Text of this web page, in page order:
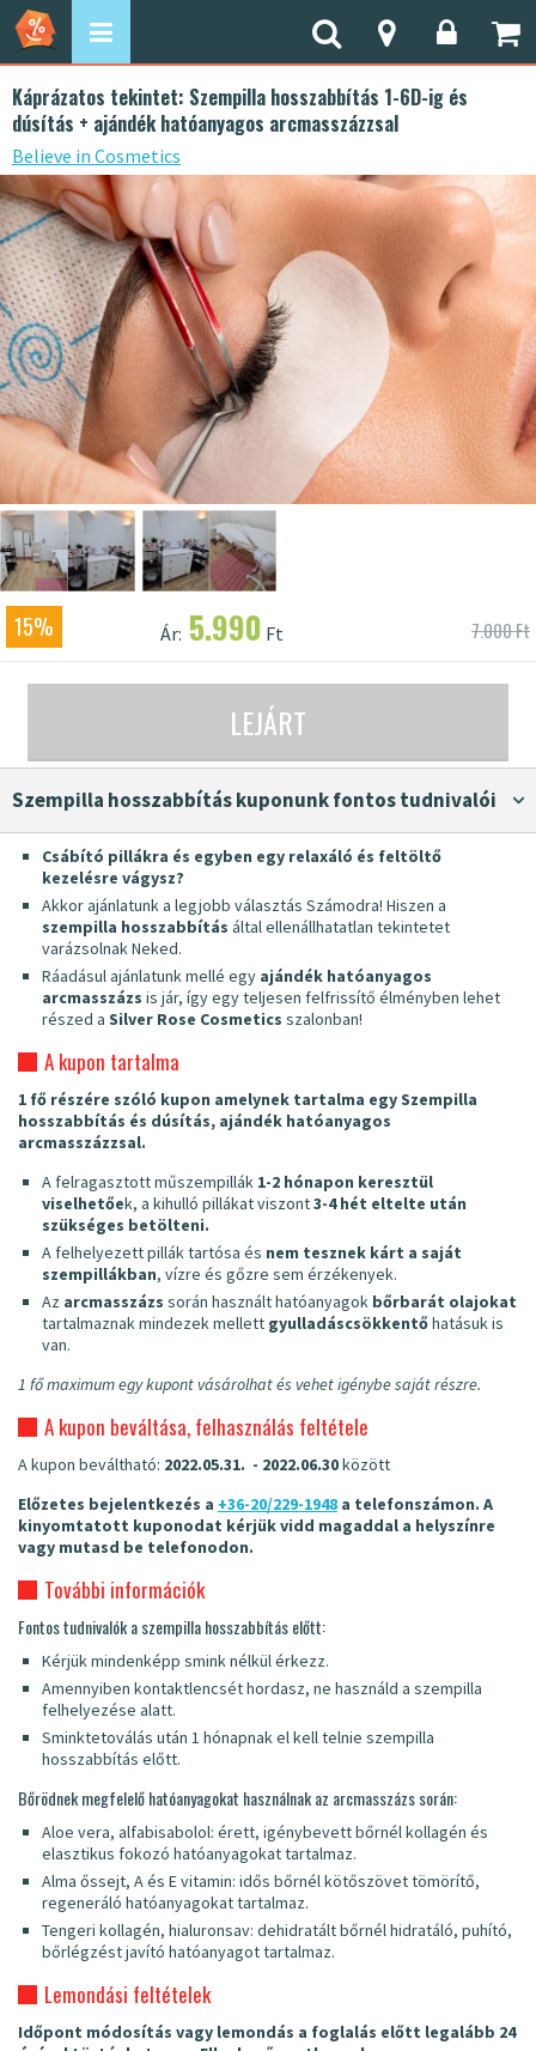
Káprázatos tekintet: Szempilla hosszabbítás 1-6D-ig és
dúsítás + ajándék hatóanyagos arcmasszázzsal
Believe in Cosmetics
15% Ár: 5.990 Ft 7.000 Ft
LEJÁRT
Szempilla hosszabbítás kuponunk fontos tudnivalói
Csábító pillákra és egyben egy relaxáló és feltöltő
kezelésre vágysz?
Akkor ajánlatunk a legjobb választás Számodra! Hiszen a
szempilla hosszabbítás által ellenállhatatlan tekintetet
varázsolnak Neked.
Ráadásul ajánlatunk mellé egy ajándék hatóanyagos
arcmasszázs is jár, így egy teljesen felfrissítő élményben lehet
részed a Silver Rose Cosmetics szalonban!
A kupon tartalma
1 fő részére szóló kupon amelynek tartalma egy Szempilla
hosszabbítás és dúsítás, ajándék hatóanyagos
arcmasszázzsal.
A felragasztott műszempillák 1-2 hónapon keresztül
viselhetőek, a kihulló pillákat viszont3-4 hét eltelte után
szükséges betölteni.
A felhelyezett pillák tartósa és nem tesznek kárt a saját
szempillákban, vízre és gőzre sem érzékenyek.
Az arcmasszázs során használt hatóanyagok bőrbarát olajokat
tartalmaznak mindezek mellett gyulladáscsökkentőhatásuk is
van.
1 fő maximum egy kupont vásárolhat és vehet igénybe saját részre.
A kupon beváltása, felhasználás feltétele
A kupon beváltható: 2022.05.31. - 2022.06.30között
Előzetes bejelentkezés a +36-20/229-1948 a telefonszámon. A
kinyomtatott kuponodat kérjük vidd magaddal a helyszínre
vagy mutasd be telefonodon.
További információk
Fontos tudnivalók a szempilla hosszabbítás előtt:
Kérjük mindenképp smink nélkül érkezz.
Amennyiben kontaktlencsét hordasz, ne használd a szempilla
felhelyezése alatt.
Sminktetoválás után 1 hónapnak el kell telnie szempilla
hosszabbítás előtt.
Bőrödnek megfelelő hatóanyagokat használnak az arcmasszázs során:
Aloe vera, alfabisabolol: érett, igénybevett bőrnél kollagén és
elasztikus fokozó hatóanyagokat tartalmaz.
Alma őssejt, A és E vitamin: idős bőrnél kötőszövet tömörítő,
regeneráló hatóanyagokat tartalmaz.
Tengeri kollagén, hialuronsav: dehidratált bőrnél hidratáló, puhító,
bőrlégzést javító hatóanyagot tartalmaz.
Lemondási feltételek
Időpont módosítás vagy lemondás a foglalás előtt legalább 24